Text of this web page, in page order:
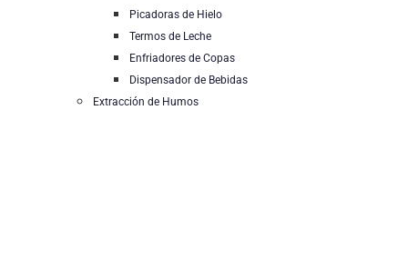
Picadoras de Hielo
Termos de Leche
Enfriadores de Copas
Dispensador de Bebidas
Extracción de Humos